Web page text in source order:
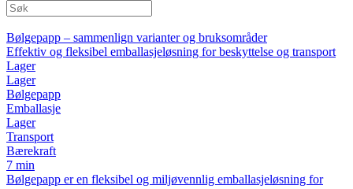
Bølgepapp – sammenlign varianter og bruksområder
Effektiv og fleksibel emballasjeløsning for beskyttelse og transport
Lager
Lager
Bølgepapp
Emballasje
Lager
Transport
Bærekraft
7 min
Bølgepapp er en fleksibel og miljøvennlig emballasjeløsning for